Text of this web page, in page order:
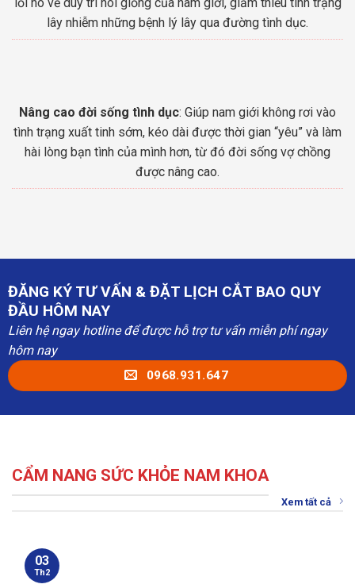
lây nhiễm những bệnh lý lây qua đường tình dục.
Nâng cao đời sống tình dục: Giúp nam giới không rơi vào
tình trạng xuất tinh sớm, kéo dài được thời gian “yêu” và làm
hài lòng bạn tình của mình hơn, từ đó đời sống vợ chồng
được nâng cao.
ĐĂNG KÝ TƯ VẤN & ĐẶT LỊCH CẮT BAO QUY
ĐẦU HÔM NAY
Liên hệ ngay hotline để được hỗ trợ tư vấn miễn phí ngay
hôm nay
0968.931.647
CẨM NANG SỨC KHỎE NAM KHOA
Xem tất cả
03
Th2